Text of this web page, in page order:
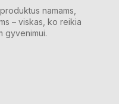
namams,
– viskas, ko reikia
gyvenimui.